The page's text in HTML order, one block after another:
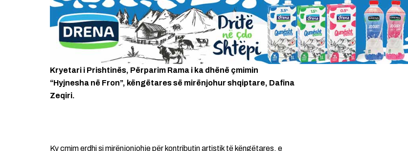
Kryetari i Prishtinës, Përparim Rama i ka dhënë çmimin
“Hyjnesha në Fron”, këngëtares së mirënjohur shqiptare, Dafina
Zeqiri.
Ky çmim erdhi si mirënjonjohje për kontributin artistik të këngëtares, e